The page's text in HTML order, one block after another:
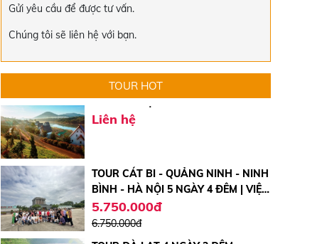
Gửi yêu cầu để được tư vấn.
Chúng tôi sẽ liên hệ với bạn.
TOUR HOT
TOUR HÀN QUỐC
14.000.000đ
TOUR ĐÀ LẠT 3 NGÀY 2 ĐÊM
TOUR CÁT BI - QUẢNG NINH - NINH
BÌNH - HÀ NỘI 5 NGÀY 4 ĐÊM | VIỆT
THẮNG TRAVEL
5.750.000đ
6.750.000đ
TOUR ĐÀ LẠT 4 NGÀY 3 ĐÊM